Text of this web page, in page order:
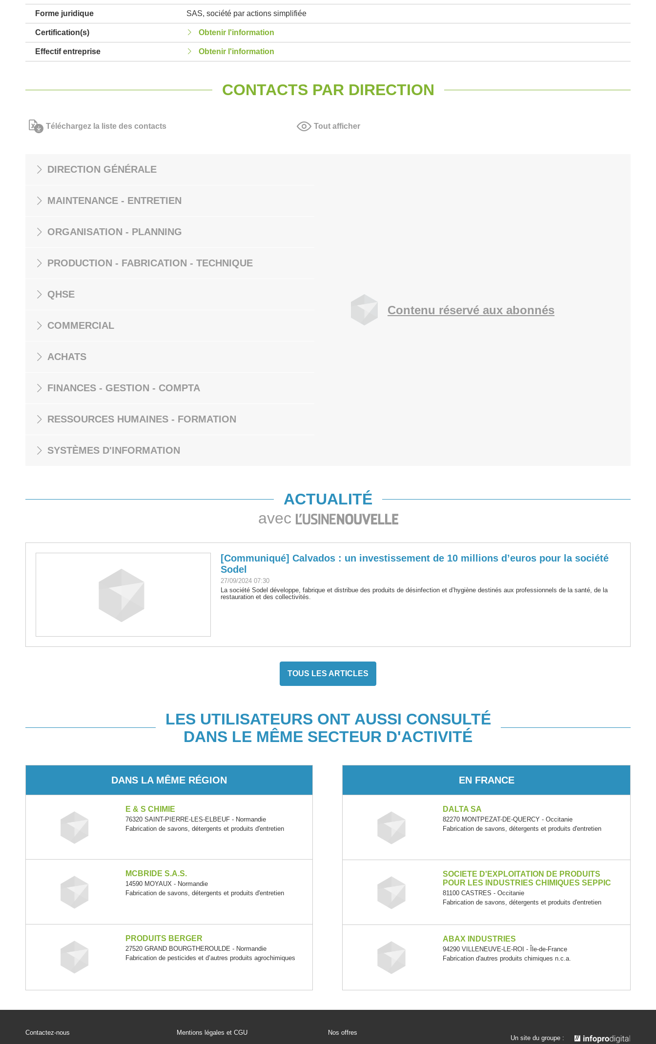
Forme juridique SAS, société par actions simplifiée
Certification(s) Obtenir l'information
Effectif entreprise Obtenir l'information
CONTACTS PAR DIRECTION
Téléchargez la liste des contacts Tout afficher
DIRECTION GÉNÉRALE
MAINTENANCE - ENTRETIEN
ORGANISATION - PLANNING
PRODUCTION - FABRICATION - TECHNIQUE
QHSE
COMMERCIAL
ACHATS
FINANCES - GESTION - COMPTA
RESSOURCES HUMAINES - FORMATION
SYSTÈMES D'INFORMATION
Contenu réservé aux abonnés
ACTUALITÉ
avec
[Communiqué] Calvados : un investissement de 10 millions d’euros pour la société
Sodel
27/09/2024 07:30
La société Sodel développe, fabrique et distribue des produits de désinfection et d’hygiène destinés aux professionnels de la santé, de la
restauration et des collectivités.
TOUS LES ARTICLES
LES UTILISATEURS ONT AUSSI CONSULTÉ
DANS LE MÊME SECTEUR D'ACTIVITÉ
DANS LA MÊME RÉGION
E & S CHIMIE
76320 SAINT-PIERRE-LES-ELBEUF - Normandie
Fabrication de savons, détergents et produits d'entretien
MCBRIDE S.A.S.
14590 MOYAUX - Normandie
Fabrication de savons, détergents et produits d'entretien
PRODUITS BERGER
27520 GRAND BOURGTHEROULDE - Normandie
Fabrication de pesticides et d’autres produits agrochimiques
EN FRANCE
DALTA SA
82270 MONTPEZAT-DE-QUERCY - Occitanie
Fabrication de savons, détergents et produits d'entretien
SOCIETE D'EXPLOITATION DE PRODUITS
POUR LES INDUSTRIES CHIMIQUES SEPPIC
81100 CASTRES - Occitanie
Fabrication de savons, détergents et produits d'entretien
ABAX INDUSTRIES
94290 VILLENEUVE-LE-ROI - Île-de-France
Fabrication d'autres produits chimiques n.c.a.
Contactez-nous
Mentions légales et CGU
Nos offres
Un site du groupe :